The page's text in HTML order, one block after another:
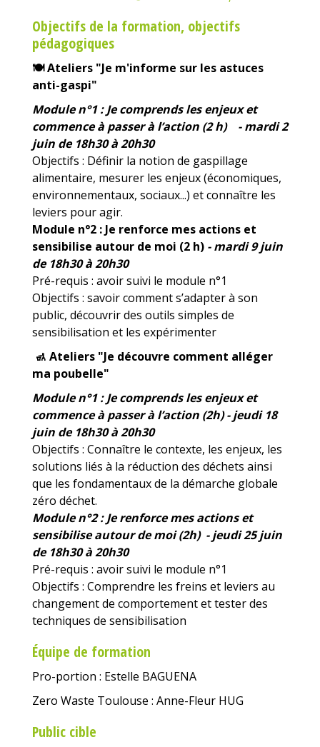
Objectifs de la formation, objectifs
pédagogiques
🍽Ateliers "Je m'informe sur les astuces
anti-gaspi"
Module n°1 : Je comprends les enjeux et
commence à passer à l’action (2 h) - mardi 2
juin de 18h30 à 20h30
Objectifs : Définir la notion de gaspillage
alimentaire, mesurer les enjeux (économiques,
environnementaux, sociaux...) et connaître les
leviers pour agir.
Module n°2 : Je renforce mes actions et
sensibilise autour de moi (2 h) - mardi 9 juin
de 18h30 à 20h30
Pré-requis : avoir suivi le module n°1
Objectifs : savoir comment s’adapter à son
public, découvrir des outils simples de
sensibilisation et les expérimenter
🚮 Ateliers "Je découvre comment alléger
ma poubelle"
Module n°1 : Je comprends les enjeux et
commence à passer à l’action (2h)- jeudi 18
juin de 18h30 à 20h30
Objectifs : Connaître le contexte, les enjeux, les
solutions liés à la réduction des déchets ainsi
que les fondamentaux de la démarche globale
zéro déchet.
Module n°2 : Je renforce mes actions et
sensibilise autour de moi (2h) - jeudi 25 juin
de 18h30 à 20h30
Pré-requis : avoir suivi le module n°1
Objectifs : Comprendre les freins et leviers au
changement de comportement et tester des
techniques de sensibilisation
Équipe de formation
Pro-portion : Estelle BAGUENA
Zero Waste Toulouse : Anne-Fleur HUG
Public cible